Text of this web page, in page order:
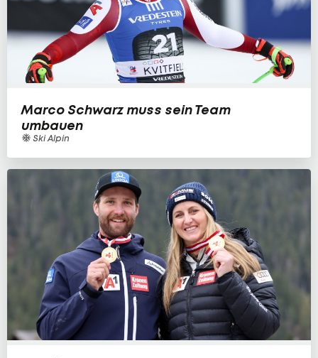
Marco Schwarz muss sein Team
umbauen
Ski Alpin